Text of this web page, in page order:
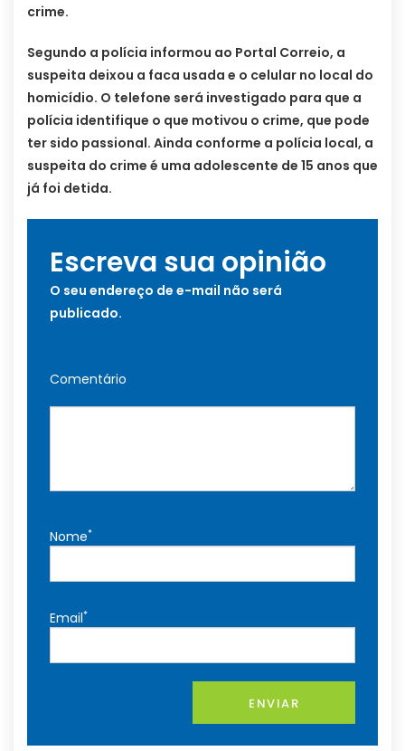
crime.
Segundo a polícia informou ao Portal Correio, a
suspeita deixou a faca usada e o celular no local do
homicídio. O telefone será investigado para que a
polícia identifique o que motivou o crime, que pode
ter sido passional. Ainda conforme a polícia local, a
suspeita do crime é uma adolescente de 15 anos que
já foi detida.
Escreva sua opinião
O seu endereço de e-mail não será
publicado.
Comentário
Nome*
Email*
ENVIAR